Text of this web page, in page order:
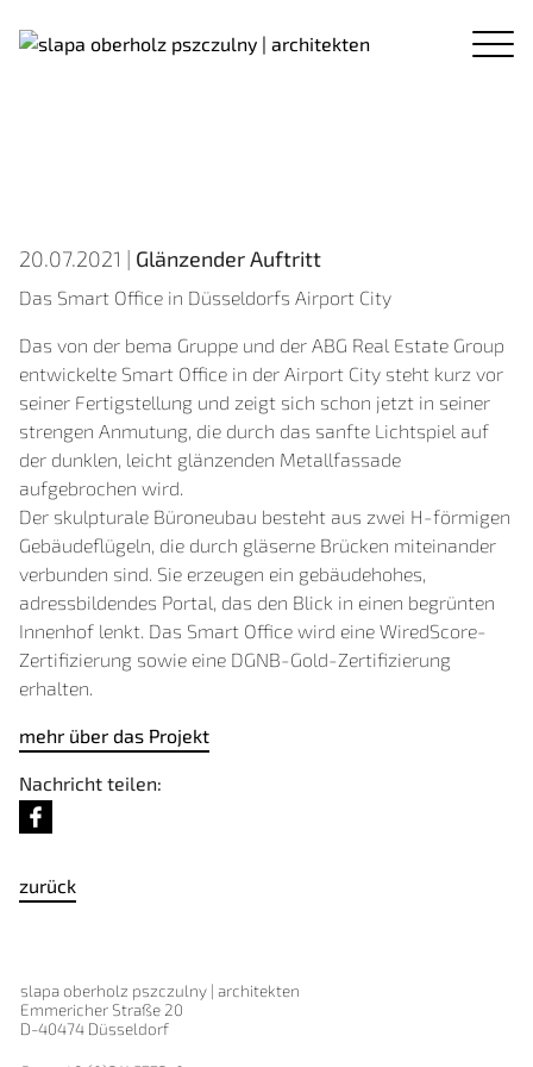
20.07.2021 | Glänzender Auftritt
Das Smart Office in Düsseldorfs Airport City
Das von der bema Gruppe und der ABG Real Estate Group
entwickelte Smart Office in der Airport City steht kurz vor
seiner Fertigstellung und zeigt sich schon jetzt in seiner
strengen Anmutung, die durch das sanfte Lichtspiel auf
der dunklen, leicht glänzenden Metallfassade
aufgebrochen wird.
Der skulpturale Büroneubau besteht aus zwei H-förmigen
Gebäudeflügeln, die durch gläserne Brücken miteinander
verbunden sind. Sie erzeugen ein gebäudehohes,
adressbildendes Portal, das den Blick in einen begrünten
Innenhof lenkt. Das Smart Office wird eine WiredScore-
Zertifizierung sowie eine DGNB-Gold-Zertifizierung
erhalten.
mehr über das Projekt
Nachricht teilen:
zurück
slapa oberholz pszczulny | architekten
Emmericher Straße 20
D-40474 Düsseldorf